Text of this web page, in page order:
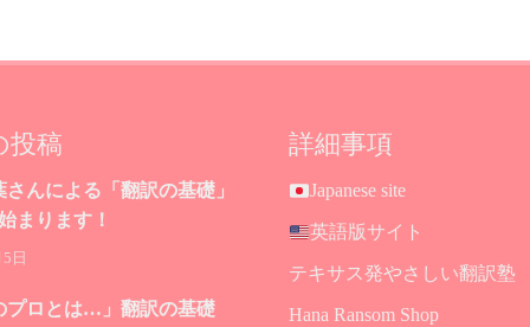
投稿
んによる「翻訳の基礎」
まります！
日
プロとは…」翻訳の基礎
詳細事項
Japanese site
英語版サイト
テキサス発やさしい翻訳塾
Hana Ransom Shop